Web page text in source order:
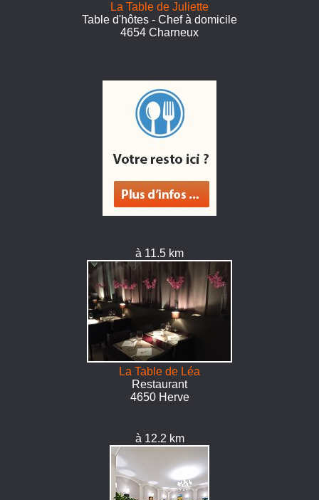
La Table de Juliette
Table d'hôtes - Chef à domicile
4654 Charneux
à 11.5 km
La Table de Léa
Restaurant
4650 Herve
à 12.2 km